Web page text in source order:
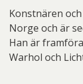
Konstnären
Norge och är
Han är
Warhol och